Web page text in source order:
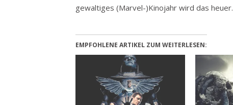
gewaltiges (Marvel-)Kinojahr wird das heuer.
EMPFOHLENE ARTIKEL ZUM WEITERLESEN: